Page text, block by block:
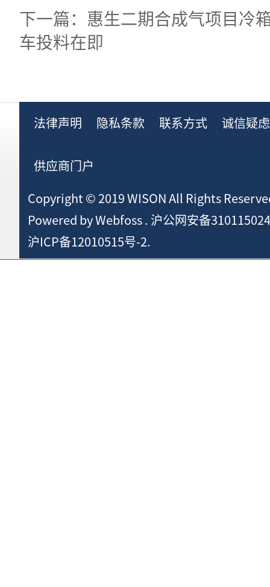
下一篇：惠生二期合成气项目冷
车投料在即
法律声明 隐私条款 联系方式 诚信疑
供应商门户
Copyright © 2019 WISON All Rights
Powered byWebfoss. 沪公网安备
沪ICP备12010515号-2.